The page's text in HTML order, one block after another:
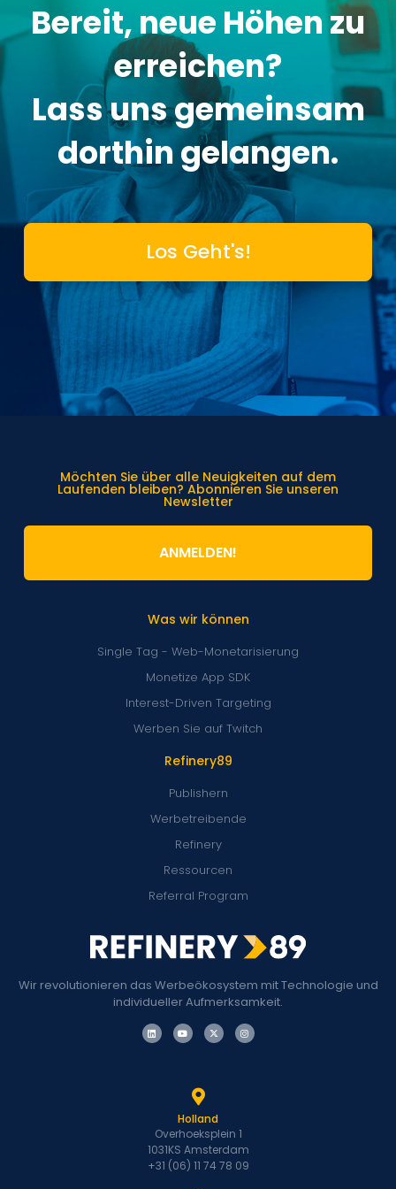
Bereit, neue Höhen zu
erreichen?
Lass uns gemeinsam
dorthin gelangen.
Los Geht's!
Wir revolutionieren das Werbeökosystem mit Technologie und
individueller Aufmerksamkeit.
Refinery89
Publishern
Werbetreibende
Refinery
Ressourcen
Referral Program
Was wir können
Single Tag - Web-Monetarisierung
Monetize App SDK
Interest-Driven Targeting
Werben Sie auf Twitch
Möchten Sie über alle Neuigkeiten auf dem
Laufenden bleiben? Abonnieren Sie unseren
Newsletter
ANMELDEN!
Holland
Overhoeksplein 1
1031KS Amsterdam
+31 (06) 11 74 78 09